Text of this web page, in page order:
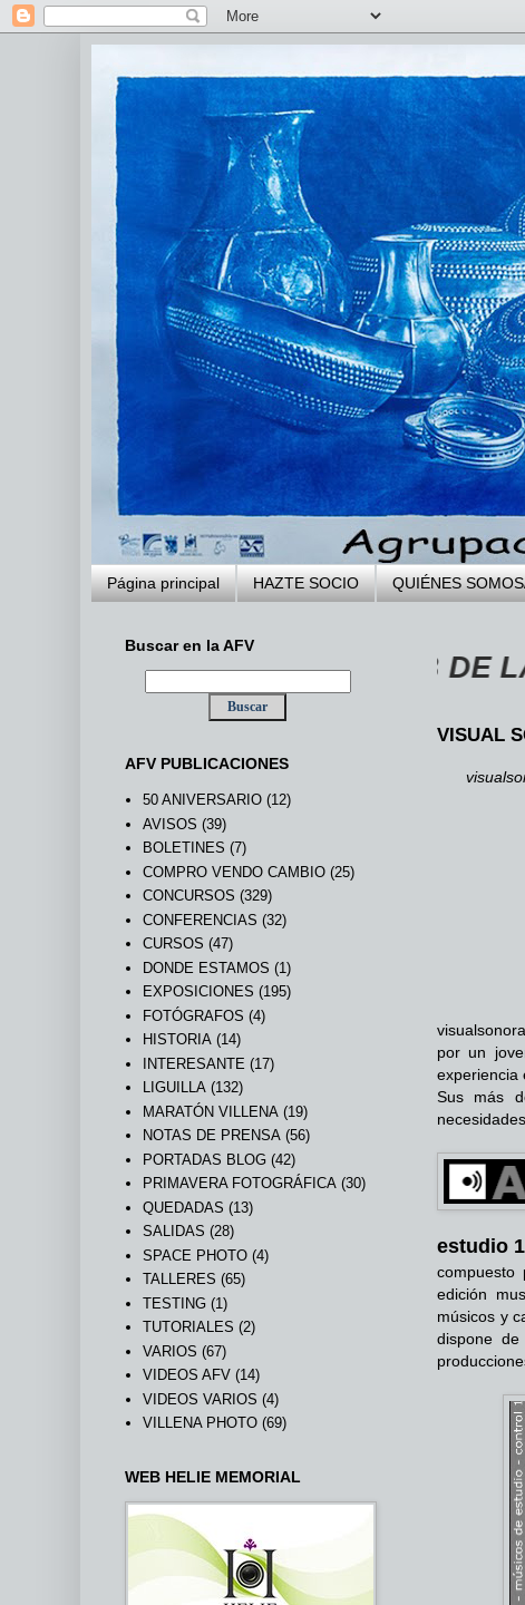
Página principal HAZTE SOCIO QUIÉNES
A LA WEB DE LA
VISUAL
por un
experiencia
Sus más
estudio 1
compuesto
edición
músicos y
dispone
Buscar en la AFV
AFV PUBLICACIONES
50 ANIVERSARIO (12)
AVISOS (39)
BOLETINES (7)
COMPRO VENDO CAMBIO (25)
CONCURSOS (329)
CONFERENCIAS (32)
CURSOS (47)
DONDE ESTAMOS (1)
EXPOSICIONES (195)
FOTÓGRAFOS (4)
HISTORIA (14)
INTERESANTE (17)
LIGUILLA (132)
MARATÓN VILLENA (19)
NOTAS DE PRENSA (56)
PORTADAS BLOG (42)
PRIMAVERA FOTOGRÁFICA (30)
QUEDADAS (13)
SALIDAS (28)
SPACE PHOTO (4)
TALLERES (65)
TESTING (1)
TUTORIALES (2)
VARIOS (67)
VIDEOS AFV (14)
VIDEOS VARIOS (4)
VILLENA PHOTO (69)
WEB HELIE MEMORIAL